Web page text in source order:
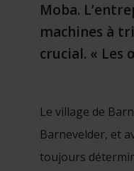
Moba.
machines à
crucial. « Les
Le village de
Barnevelder, et
toujours